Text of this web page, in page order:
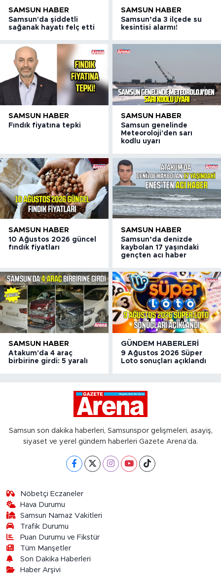
SAMSUN HABER
Samsun'da şiddetli
sağanak hayatı felç etti
SAMSUN HABER
Samsun’da 3 ilçede su
kesintisi alarmı!
SAMSUN HABER
Fındık fiyatına tepki
SAMSUN HABER
Samsun genelinde
Meteoroloji'den sarı
kodlu uyarı
SAMSUN HABER
10 Ağustos 2026 güncel
fındık fiyatları
SAMSUN HABER
Samsun’da denizde
kaybolan 17 yaşındaki
gençten acı haber
SAMSUN HABER
Atakum'da 4 araç
birbirine girdi: 5 yaralı
GÜNDEM HABERLERI
9 Ağustos 2026 Süper
Loto sonuçları açıklandı
Samsun son dakika haberleri, Samsunspor gelişmeleri, asayiş,
siyaset ve yerel gündem haberleri Gazete Arena’da.
Nöbetçi Eczaneler
Hava Durumu
Samsun Namaz Vakitleri
Trafik Durumu
Puan Durumu ve Fikstür
Tüm Manşetler
Son Dakika Haberleri
Haber Arşivi